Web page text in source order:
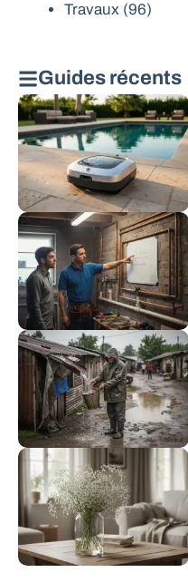
Travaux (96)
Guides récents